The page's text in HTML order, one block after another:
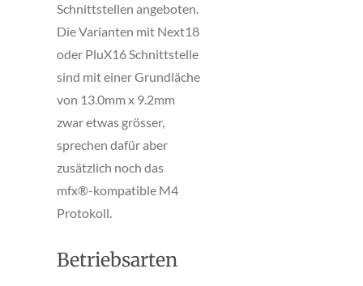
Schnittstellen angeboten.
Die Varianten mit Next18
oder PluX16 Schnittstelle
sind mit einer Grundläche
von 13.0mm x 9.2mm
zwar etwas grösser,
sprechen dafür aber
zusätzlich noch das
mfx®-kompatible M4
Protokoll.
Betriebsarten